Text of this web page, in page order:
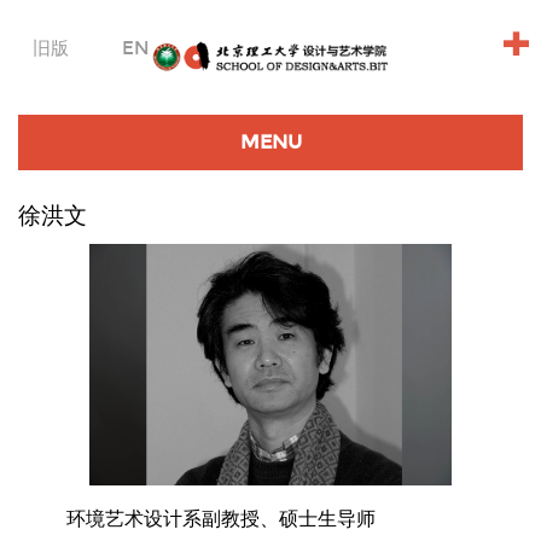
旧版 EN +
MENU
徐洪文
环境艺术设计系副教授、硕士生导师